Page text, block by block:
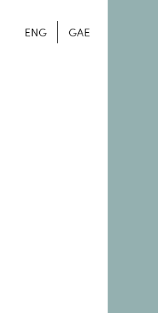
ENG GAE